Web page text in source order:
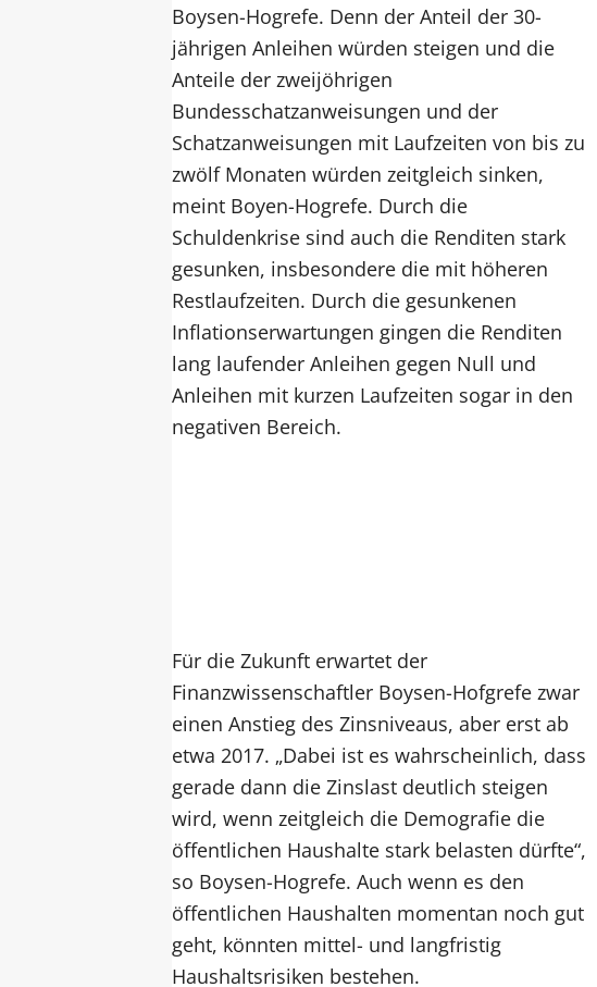
Boysen-Hogrefe. Denn der Anteil der 30-
jährigen Anleihen würden steigen und die
Anteile der zweijöhrigen
Bundesschatzanweisungen und der
Schatzanweisungen mit Laufzeiten von bis zu
zwölf Monaten würden zeitgleich sinken,
meint Boyen-Hogrefe. Durch die
Schuldenkrise sind auch die Renditen stark
gesunken, insbesondere die mit höheren
Restlaufzeiten. Durch die gesunkenen
Inflationserwartungen gingen die Renditen
lang laufender Anleihen gegen Null und
Anleihen mit kurzen Laufzeiten sogar in den
negativen Bereich.
Für die Zukunft erwartet der
Finanzwissenschaftler Boysen-Hofgrefe zwar
einen Anstieg des Zinsniveaus, aber erst ab
etwa 2017. „Dabei ist es wahrscheinlich, dass
gerade dann die Zinslast deutlich steigen
wird, wenn zeitgleich die Demografie die
öffentlichen Haushalte stark belasten dürfte“,
so Boysen-Hogrefe. Auch wenn es den
öffentlichen Haushalten momentan noch gut
geht, könnten mittel- und langfristig
Haushaltsrisiken bestehen.